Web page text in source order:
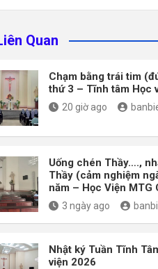
Quan
Chạm bằng trái tim
thứ 3 – Tĩnh tâm Học
20 giờ ago
Uống chén Thầy….,
Thầy (cảm nghiệm
năm – Học Viện MTG
3 ngày ago
Nhật ký Tuần Tĩnh
viện 2026